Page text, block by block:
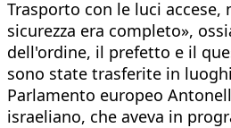
Trasporto con le luci
sicurezza era completo»,
dell'ordine, il prefetto e il
sono state trasferite in
Parlamento europeo
israeliano, che aveva in